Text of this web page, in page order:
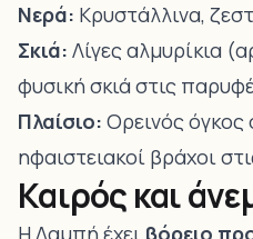
Νερά: Κρυστάλλινα,
Σκιά: Λίγες αλμυρίκια
φυσική σκιά στις
Πλαίσιο: Ορεινός όγκος
ηφαιστειακοί βράχοι
Καιρός και
Η Λαμπή έχει βόρειο